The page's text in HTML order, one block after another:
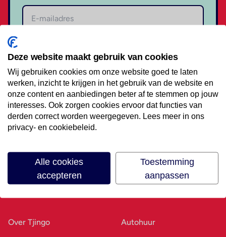
Volg ons op social media
Over Tjingo Autohuur
Deze website maakt gebruik van cookies
Wij gebruiken cookies om onze website goed te laten
werken, inzicht te krijgen in het gebruik van de website en
onze content en aanbiedingen beter af te stemmen op jouw
interesses. Ook zorgen cookies ervoor dat functies van
derden correct worden weergegeven. Lees meer in ons
privacy- en cookiebeleid.
Alle cookies
accepteren
Toestemming
aanpassen